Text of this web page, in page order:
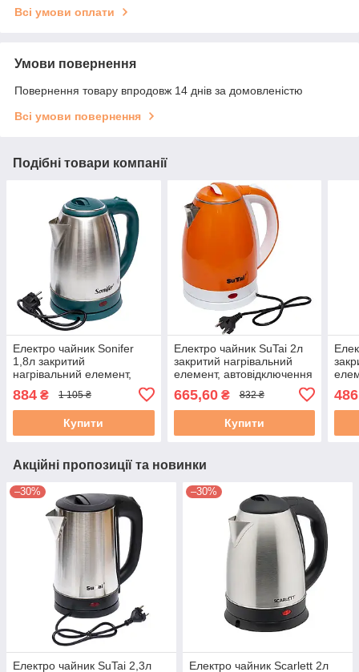
Всі умови оплати
Умови повернення
Повернення товару впродовж 14 днів за домовленістю
Всі умови повернення
Подібні товари компанії
Електро чайник Sonifer
1,8л закритий
нагрівальний елемент,
автовідключення, корпус
нержавіюча сталь
884 ₴ 1 105 ₴
Купити
Електро чайник SuTai 2л
закритий нагрівальний
елемент, автовідключення
665,60₴ 832 ₴
Купити
Акційні пропозиції та новинки
–30%
Електро чайник SuTai 2,3л
–30%
Електро чайник Scarlett 2л